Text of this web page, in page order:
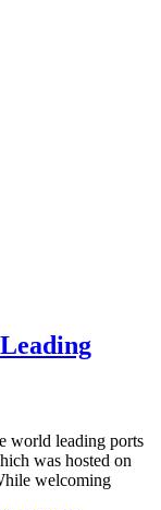
world leading ports
was hosted on
welcoming